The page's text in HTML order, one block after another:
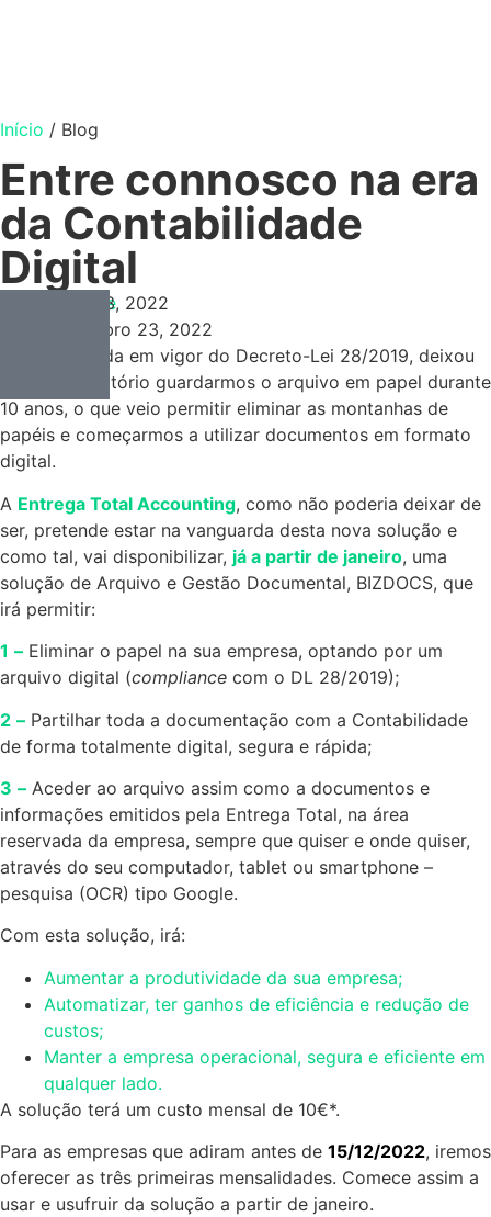
Início / Blog
Entre connosco na era
da Contabilidade
Digital
Contabilidade
Novembro 23, 2022
Novembro 23, 2022
Com a entrada em vigor do Decreto-Lei 28/2019, deixou
de ser obrigatório guardarmos o arquivo em papel durante
10 anos, o que veio permitir eliminar as montanhas de
papéis e começarmos a utilizar documentos em formato
digital.
A Entrega Total Accounting, como não poderia deixar de
ser, pretende estar na vanguarda desta nova solução e
como tal, vai disponibilizar, já a partir de janeiro, uma
solução de Arquivo e Gestão Documental, BIZDOCS, que
irá permitir:
1 – Eliminar o papel na sua empresa, optando por um
arquivo digital (compliance com o DL 28/2019);
2 – Partilhar toda a documentação com a Contabilidade
de forma totalmente digital, segura e rápida;
3 – Aceder ao arquivo assim como a documentos e
informações emitidos pela Entrega Total, na área
reservada da empresa, sempre que quiser e onde quiser,
através do seu computador, tablet ou smartphone –
pesquisa (OCR) tipo Google.
Com esta solução, irá:
Aumentar a produtividade da sua empresa;
Automatizar, ter ganhos de eficiência e redução de
custos;
Manter a empresa operacional, segura e eficiente em
qualquer lado.
A solução terá um custo mensal de 10€*.
Para as empresas que adiram antes de 15/12/2022, iremos
oferecer as três primeiras mensalidades. Comece assim a
usar e usufruir da solução a partir de janeiro.